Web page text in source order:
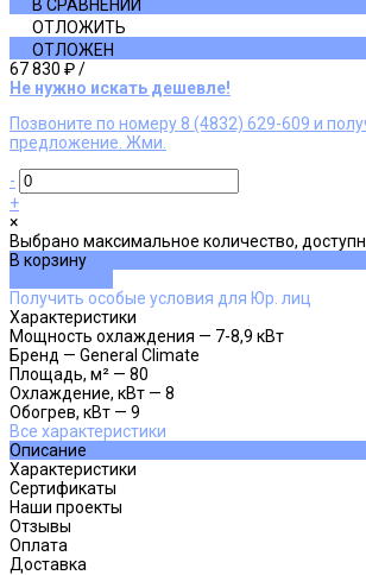
В СРАВНЕНИИ
ОТЛОЖИТЬ
ОТЛОЖЕН
67 830 ₽/
Не нужно искать дешевле!
Позвоните по номеру 8 (4832) 629-609 и
предложение. Жми.
-
+
×
Выбрано максимальное количество,
В корзину
Получить особые условия для Юр. лиц
Характеристики
Мощность охлаждения — 7-8,9 кВт
Бренд — General Climate
Площадь, м² — 80
Охлаждение, кВт — 8
Обогрев, кВт — 9
Все характеристики
Описание
Характеристики
Сертификаты
Наши проекты
Отзывы
Оплата
Доставка